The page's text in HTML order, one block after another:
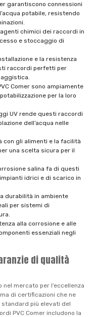
garantiscono connessioni
potabile, resistendo
chimici dei raccordi in
e stoccaggio di
e la resistenza
raccordi perfetti per
Comer sono ampiamente
per la loro
UV rende questi raccordi
dell’acqua nelle
con gli alimenti e la facilità
una scelta sicura per il
salina fa di questi
idrici e di scarico in
durabilità in ambiente
per sistemi di
alla corrosione e alle
essenziali negli
di qualità
nel mercato per l’eccellenza
di certificazioni che ne
più elevati del
PVC Comer includono la